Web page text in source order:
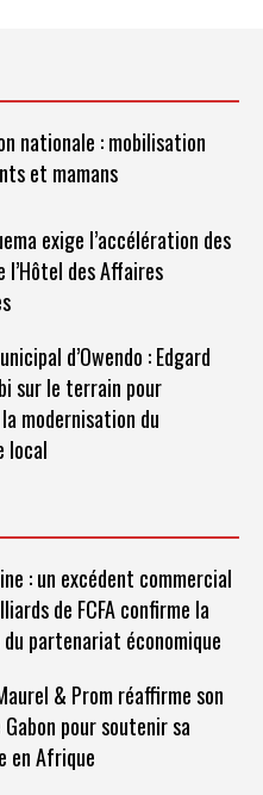
nationale : mobilisation
et mamans
exige l’accélération des
l’Hôtel des Affaires
d’Owendo : Edgard
sur le terrain pour
modernisation du
local
: un excédent commercial
de FCFA confirme la
du partenariat économique
& Prom réaffirme son
pour soutenir sa
en Afrique